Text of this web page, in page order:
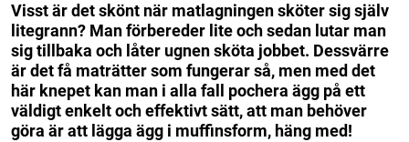
Visst är det skönt när matlagningen sköter sig själv
litegrann? Man förbereder lite och sedan lutar man
sig tillbaka och låter ugnen sköta jobbet. Dessvärre
är det få maträtter som fungerar så, men med det
här knepet kan man i alla fall pochera ägg på ett
väldigt enkelt och effektivt sätt, att man behöver
göra är att lägga ägg i muffinsform, häng med!